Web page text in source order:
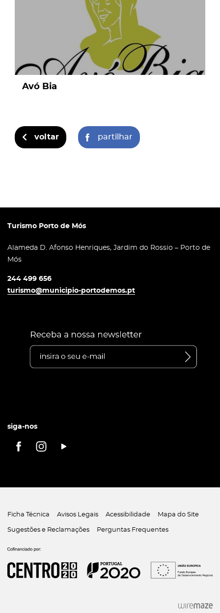
Avó Bia
voltar partilhar
Turismo Porto de Mós
Alameda D. Afonso Henriques, Jardim do Rossio – Porto de
Mós
244 499 656
turismo@municipio-portodemos.pt
siga-nos
Ficha Técnica Avisos Legais Acessibilidade Mapa do Site
Sugestões e Reclamações Perguntas Frequentes